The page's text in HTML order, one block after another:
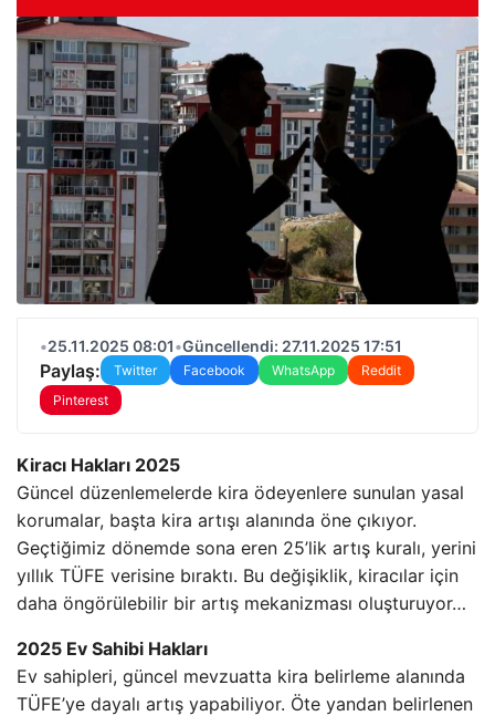
•25.11.2025 08:01•Güncellendi: 27.11.2025 17:51
Paylaş: Twitter Facebook WhatsApp
Reddit
Pinterest
Kiracı Hakları 2025
Güncel düzenlemelerde kira ödeyenlere sunulan yasal
korumalar, başta kira artışı alanında öne çıkıyor.
Geçtiğimiz dönemde sona eren 25’lik artış kuralı, yerini
yıllık TÜFE verisine bıraktı. Bu değişiklik, kiracılar için
daha öngörülebilir bir artış mekanizması oluşturuyor…
2025 Ev Sahibi Hakları
Ev sahipleri, güncel mevzuatta kira belirleme alanında
TÜFE’ye dayalı artış yapabiliyor. Öte yandan belirlenen